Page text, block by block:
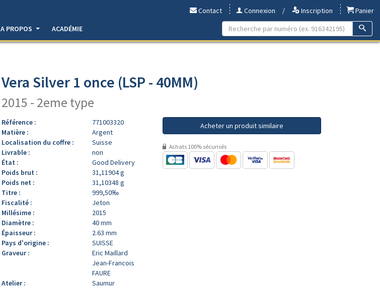
Contact Connexion / Inscription
Panier
A PROPOS ACADÉMIE
Vera Silver 1 once (LSP - 40MM)
2015 - 2eme type
Référence :
771003320
Matière :
Argent
Localisation du coffre :
Suisse
Livrable :
non
État :
Good Delivery
Poids brut :
31,11904 g
Poids net :
31,10348 g
Titre :
999,50‰
Fiscalité :
Jeton
Millésime :
2015
Diamètre :
40 mm
Épaisseur :
2.63 mm
Pays d'origine :
SUISSE
Graveur :
Eric Maillard
Jean-Francois
FAURE
Atelier :
Saumur
Acheter un produit similaire
Achats 100% sécurisés